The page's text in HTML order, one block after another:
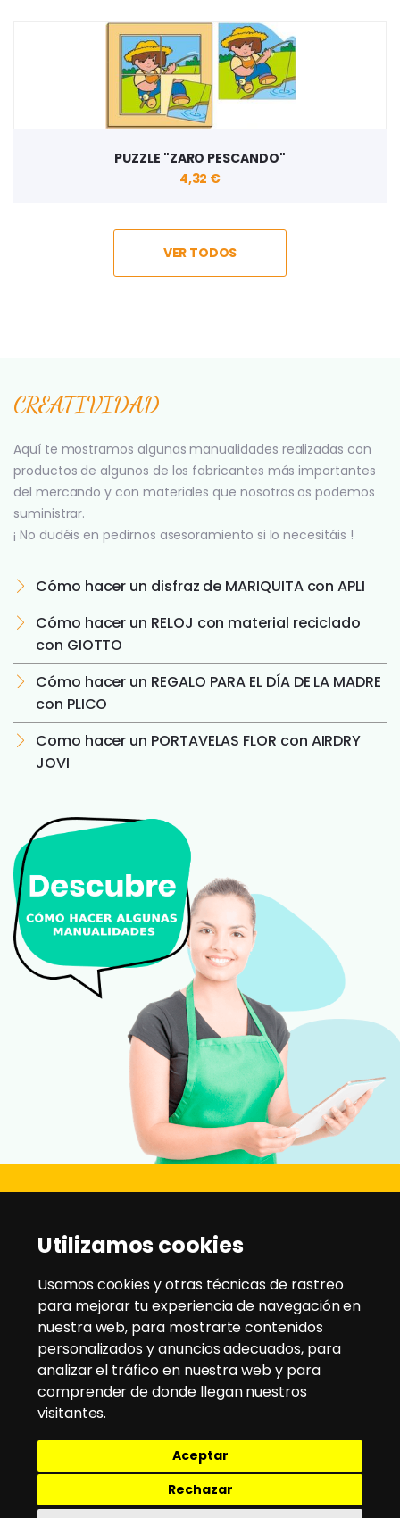
Utilizamos cookies
Usamos cookies y otras técnicas de rastreo
para mejorar tu experiencia de navegación en
nuestra web, para mostrarte contenidos
personalizados y anuncios adecuados, para
analizar el tráfico en nuestra web y para
comprender de donde llegan nuestros
visitantes.
Aceptar
Rechazar
PUZZLE "ZARO PESCANDO"
4,32 €
VER TODOS
CREATIVIDAD
Aquí te mostramos algunas manualidades realizadas con
productos de algunos de los fabricantes más importantes
del mercando y con materiales que nosotros os podemos
suministrar.
¡ No dudéis en pedirnos asesoramiento si lo necesitáis !
Cómo hacer un disfraz de MARIQUITA con APLI
Cómo hacer un RELOJ con material reciclado
con GIOTTO
Cómo hacer un REGALO PARA EL DÍA DE LA MADRE
con PLICO
Como hacer un PORTAVELAS FLOR con AIRDRY
JOVI
C/ Rio Jarama, 21 - Pol. Ind. Montesol
Tlfno:91 604 95 35/91 604 94 58
Email:disanz@disanz.es
Aviso Legal
Política de envío y devoluciones